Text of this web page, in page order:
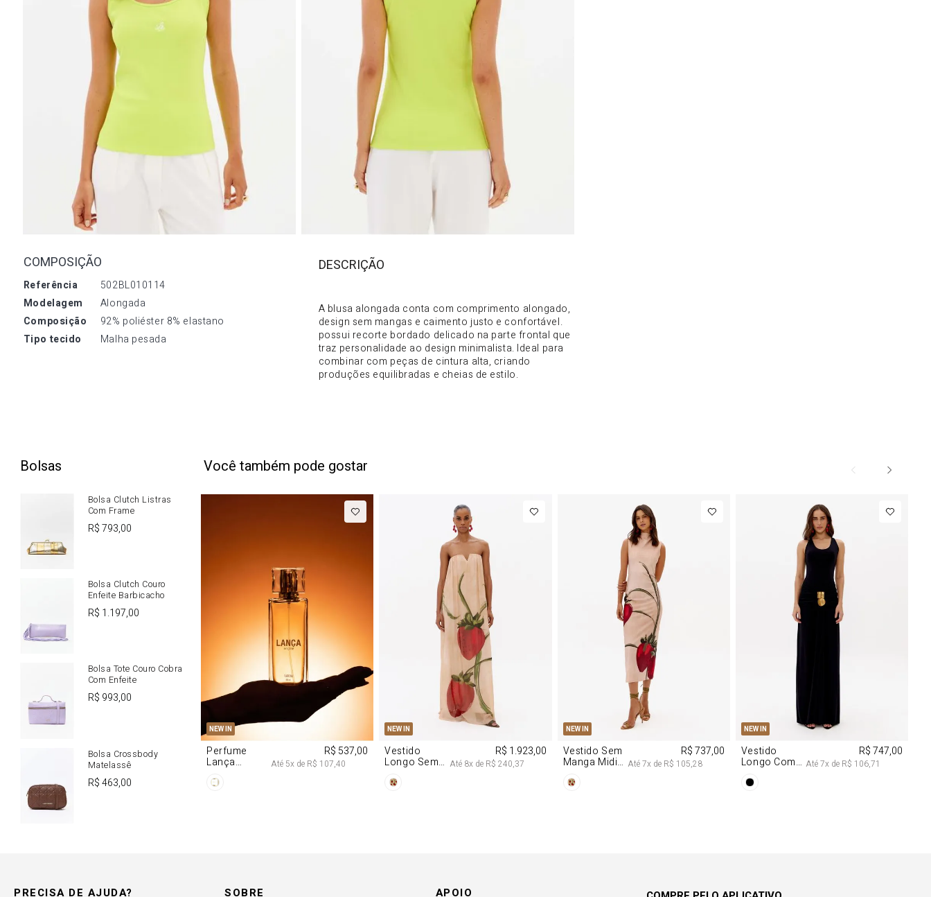
COMPOSIÇÃO
referência
502BL010114
modelagem
Alongada
composição
92% poliéster 8% elastano
tipo tecido
Malha pesada
A blusa alongada conta com comprimento alongado,
design sem mangas e caimento justo e confortável.
possui recorte bordado delicado na parte frontal que
traz personalidade ao design minimalista. Ideal para
combinar com peças de cintura alta, criando
produções equilibradas e cheias de estilo.
Bolsas
Bolsa Clutch Listras
Com Frame
R$793,00
Bolsa Clutch Couro
Enfeite Barbicacho
R$ 1.197,00
Bolsa Tote Couro Cobra
Com Enfeite
R$ 993,00
Bolsa Crossbody
Matelassê
R$463,00
Você também pode gostar
NEW IN
U
Perfume
Lança
R$ 537,00
Até 5x de R$ 107,40
NEW IN
G
Vestido
Longo Sem
Chiffon
R$ 1.923,00
Até 8x de R$ 240,37
NEW IN
PP M
Vestido Sem
Manga Midi
Morango
R$ 737,00
Até7x de R$ 105,28
NEW IN
PP M
Vestido
Longo Com
Na Frente
R$ 747,00
Até7x de R$ 106,71
PRECISA DE AJUDA? SOBRE APOIO